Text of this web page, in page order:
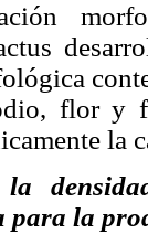
flor y
la
la
para la